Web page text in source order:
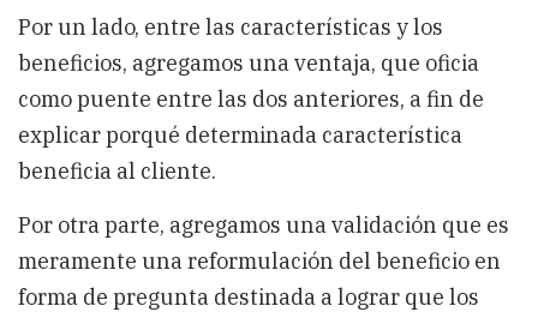
Por un lado, entre las características y los
beneficios, agregamos una ventaja, que oficia
como puente entre las dos anteriores, a fin de
explicar porqué determinada característica
beneficia al cliente.
Por otra parte, agregamos una validación que es
meramente una reformulación del beneficio en
forma de pregunta destinada a lograr que los